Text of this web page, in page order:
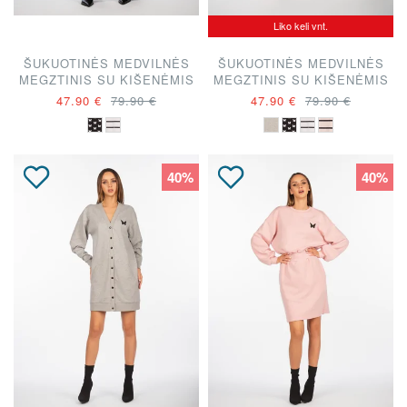
ŠUKUOTINĖS MEDVILNĖS
MEGZTINIS SU KIŠENĖMIS
"A. KUZMICKAITĖ"
47.90 € 79.90 €
Liko keli vnt.
ŠUKUOTINĖS MEDVILNĖS
MEGZTINIS SU KIŠENĖMIS
"A. KUZMICKAITĖ"
47.90 € 79.90 €
40% 40%